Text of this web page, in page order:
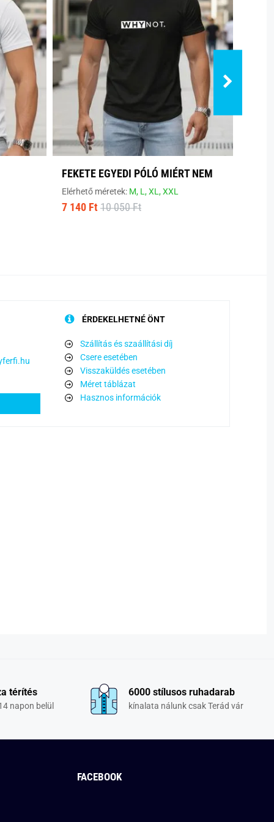
FEKETE EGYEDI PÓLÓ MIÉRT NEM
Elérhető méretek: M, L,XL,XXL
7 140 Ft 10 050 Ft
ÉRDEKELHETNÉ ÖNT
Szállítás és szaállítási díj
Csere esetében
Visszaküldés esetében
Méret táblázat
Hasznos információk
térítés
napon belül
6000 stílusos ruhadarab
kínalata nálunk csak Terád vár
FACEBOOK